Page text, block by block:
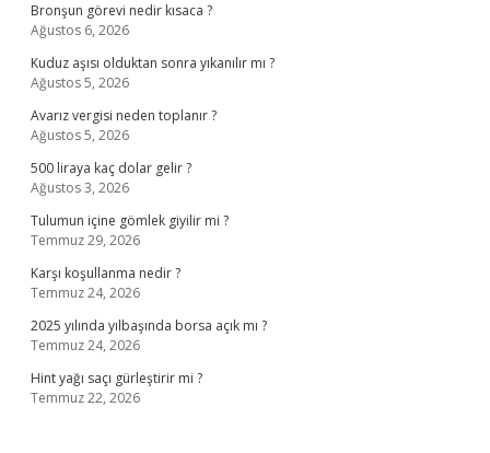
Bronşun görevi nedir kısaca ?
Ağustos 6, 2026
Kuduz aşısı olduktan sonra yıkanılır mı ?
Ağustos 5, 2026
Avarız vergisi neden toplanır ?
Ağustos 5, 2026
500 liraya kaç dolar gelir ?
Ağustos 3, 2026
Tulumun içine gömlek giyilir mi ?
Temmuz 29, 2026
Karşı koşullanma nedir ?
Temmuz 24, 2026
2025 yılında yılbaşında borsa açık mı ?
Temmuz 24, 2026
Hint yağı saçı gürleştirir mi ?
Temmuz 22, 2026